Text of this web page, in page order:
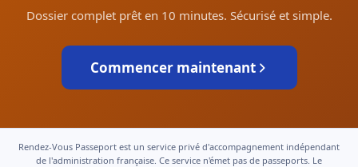
Dossier complet prêt en 10 minutes. Sécurisé et simple.
Commencer maintenant
Rendez-Vous Passeport est un service privé d'accompagnement indépendant
de l'administration française. Ce service n'émet pas de passeports. Le